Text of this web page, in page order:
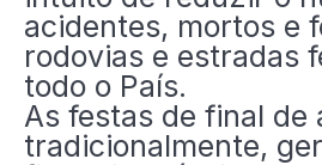
acidentes, mortos e
rodovias e estradas
todo o País.
As festas de final de
tradicionalmente,